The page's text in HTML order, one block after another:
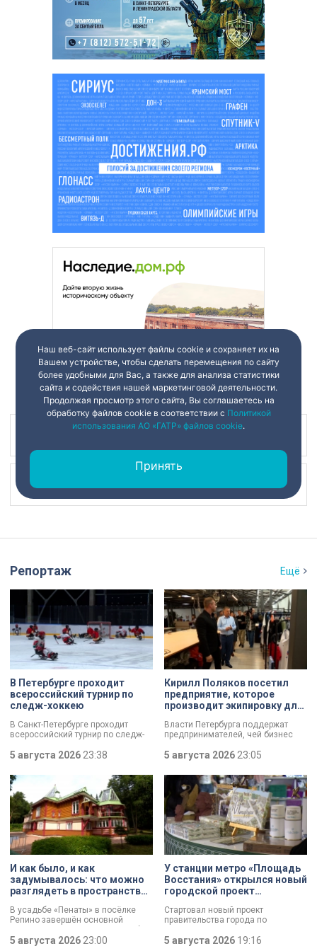
Наш канал в
Репортаж Ещё
В Петербурге проходит
всероссийский турнир по
следж-хоккею
В Санкт-Петербурге проходит
всероссийский турнир по следж-
только медали, но и возможность
участниками чемпионата России
«Лиги героев».
5 августа 202623:38
Кирилл Поляков посетил
предприятие, которое
производит экипировку для
Власти Петербурга поддержат
предпринимателей, чей бизнес
складах маркетплейсов.
мер правительству города поручил
губернатор Александр Беглов.
Сегодня об этом заявил вице-
губернатор Кирилл Поляков, во
время визита на одно из
пострадавших предприятий.
Компания шьет экипировку для
спортсменов и крупных
корпораций. Производитель
спортивной одежды потерял товар
почти на 10 миллионов рублей.
5 августа 202623:05
И как было, и как
задумывалось: что можно
разглядеть в пространствах
В усадьбе «Пенаты» в посёлке
Репино завершён основной
И впервые за 60 лет в музее
5 августа 202623:00
У станции метро «Площадь
Восстания» открылся новый
городской проект
Стартовал новый проект
правительства города по
«Петербургский сувенир». Его
5 августа 2026 19:16
Наш веб-сайт использует файлы cookie и сохраняет их на
Вашем устройстве, чтобы сделать перемещения по сайту
более удобными для Вас, а также для анализа статистики
сайта и содействия нашей маркетинговой деятельности.
Продолжая просмотр этого сайта, Вы соглашаетесь на
обработку файлов cookie в соответствии с Политикой
использования АО «ГАТР» файлов cookie.
Принять